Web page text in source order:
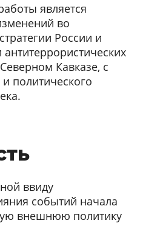
является
во
России и
Кавказе, с
политического
ввиду
событий начала
внешнюю политику